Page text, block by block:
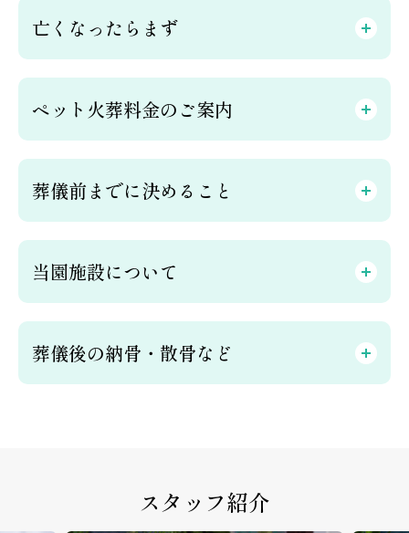
亡くなったらまず
ペット火葬料金のご案内
葬儀前までに決めること
当園施設について
葬儀後の納骨・散骨など
スタッフ紹介